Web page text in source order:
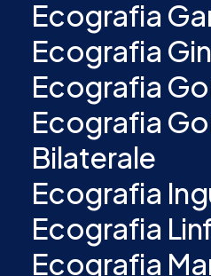
Ecografia
Ecografia
Ecografia
Ecografia
Bilaterale
Ecografia
Ecografia
Ecografia